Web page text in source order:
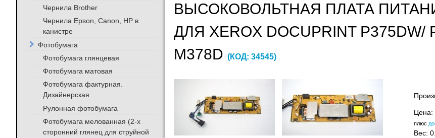
ВЫСОКОВОЛЬТНАЯ ПЛАТА
ДЛЯ XEROX DOCUPRINT P375DW/
M378D (КОД: 34545)
Цена:
плюс
Вес:
Чернила Brother
Чернила Epson, Canon, HP в
канистре
Фотобумага
Фотобумага глянцевая
Фотобумага матовая
Фотобумага фактурная.
Дизайнерская
Рулонная фотобумага
Фотобумага мелованная (2-х
сторонний глянец для струйной